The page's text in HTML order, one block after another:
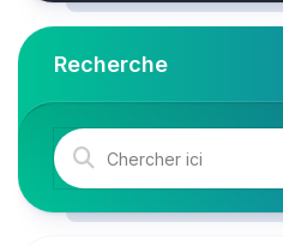
Recherche